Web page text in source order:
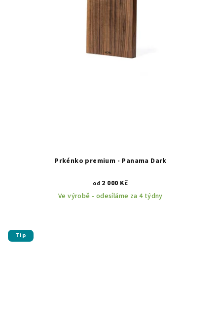
Prkénko premium - Panama Dark
od 2 000 Kč
Ve výrobě - odesíláme za 4 týdny
Tip